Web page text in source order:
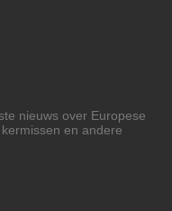
nieuws over Europese
en andere